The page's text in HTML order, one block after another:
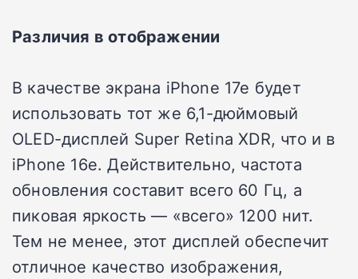
Различия в отображении
В качестве экрана iPhone 17e будет
использовать тот же 6,1-дюймовый
OLED-дисплей Super Retina XDR, что и в
iPhone 16e. Действительно, частота
обновления составит всего 60 Гц, а
пиковая яркость — «всего» 1200 нит.
Тем не менее, этот дисплей обеспечит
отличное качество изображения,